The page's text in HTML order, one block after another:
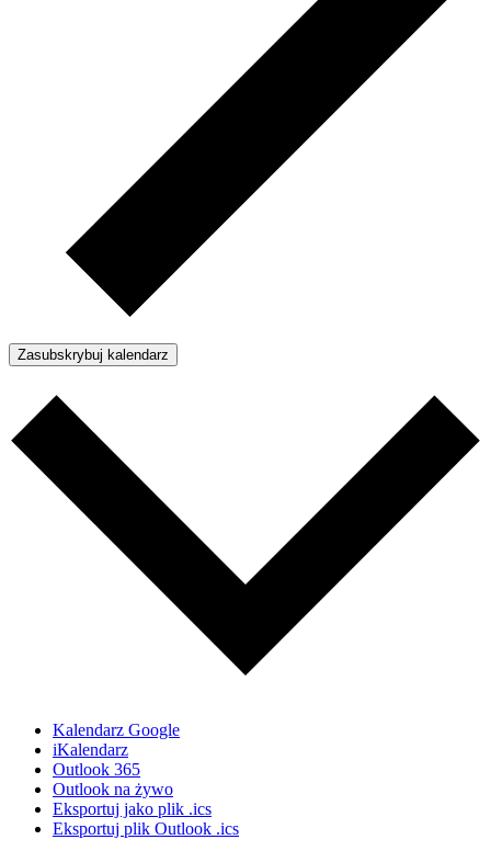
Zasubskrybuj kalendarz
Kalendarz Google
iKalendarz
Outlook 365
Outlook na żywo
Eksportuj jako plik .ics
Eksportuj plik Outlook .ics